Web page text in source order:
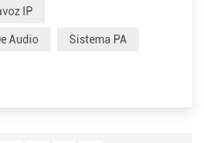
de facto (y a menudo de jure)
y sin fines de lucro,
IP
Audio Sistema PA